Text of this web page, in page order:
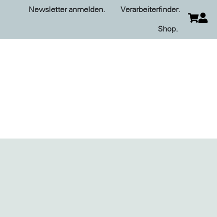
Newsletter anmelden. Verarbeiterfinder.
Shop.